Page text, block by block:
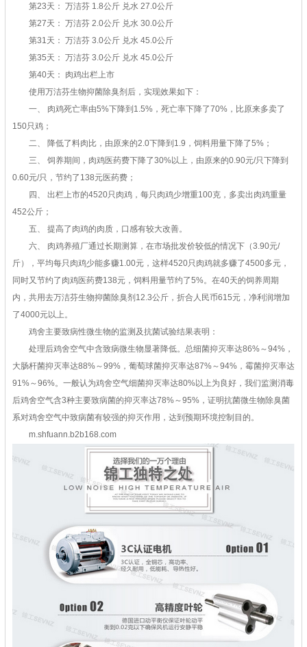
第23天： 万洁芬 1.8公斤 兑水 27.0公斤
第27天： 万洁芬 2.0公斤 兑水 30.0公斤
第31天： 万洁芬 3.0公斤 兑水 45.0公斤
第35天： 万洁芬 3.0公斤 兑水 45.0公斤
第40天： 肉鸡出栏上市
使用万洁芬生物抑菌除臭剂后，实现效果如下：
一、 肉鸡死亡率由5%下降到1.5%，死亡率下降了70%，比原来多卖了
150只鸡；
二、 降低了料肉比，由原来的2.0下降到1.9，饲料用量下降了5%；
三、 饲养期间，肉鸡医药费下降了30%以上，由原来的0.90元/只下降到
0.60元/只，节约了138元医药费；
四、 出栏上市的4520只肉鸡，每只肉鸡少增重100克，多卖出肉鸡重量
452公斤；
五、 提高了肉鸡的肉质，口感有较大改善。
六、 肉鸡养殖厂通过长期测算，在市场批发价较低的情况下（3.90元/
斤），平均每只肉鸡少能多赚1.00元，这样4520只肉鸡就多赚了4500多元，
同时又节约了肉鸡医药费138元，饲料用量节约了5%。在40天的饲养周期
内，共用去万洁芬生物抑菌除臭剂12.3公斤，折合人民币615元，净利润增加
了4000元以上。
鸡舍主要致病性微生物的监测及抗菌试验结果表明：
处理后鸡舍空气中含致病微生物显著降低。总细菌抑灭率达86%～94%，
大肠杆菌抑灭率达88%～99%，葡萄球菌抑灭率达87%～94%，霉菌抑灭率达
91%～96%。一般认为鸡舍空气细菌抑灭率达80%以上为良好，我们监测消毒
后鸡舍空气含3种主要致病菌的抑灭率达78%～95%，证明抗菌微生物除臭菌
系对鸡舍空气中致病菌有较强的抑灭作用，达到预期环境控制目的。
m.shfuann.b2b168.com